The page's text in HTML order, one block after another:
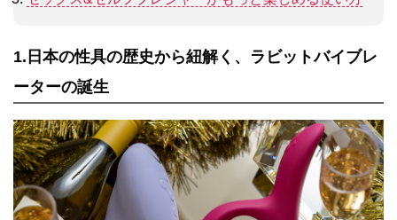
1.日本の性具の歴史から紐解く、ラビットバイブレ
ーターの誕生